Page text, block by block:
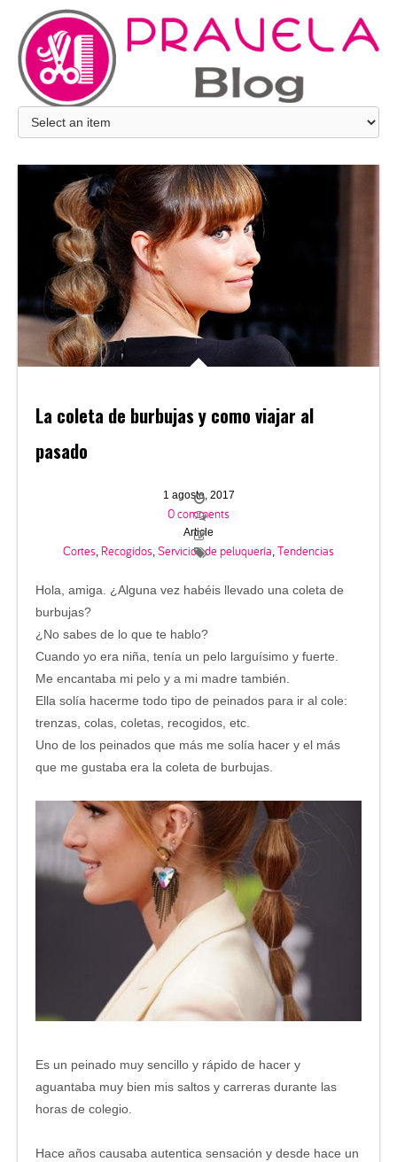
La coleta de burbujas y como viajar al
pasado
1 agosto, 2017
0 comments
Article
Cortes, Recogidos, Servicios de peluquería, Tendencias
Hola, amiga. ¿Alguna vez habéis llevado una coleta de
burbujas?
¿No sabes de lo que te hablo?
Cuando yo era niña, tenía un pelo larguísimo y fuerte.
Me encantaba mi pelo y a mi madre también.
Ella solía hacerme todo tipo de peinados para ir al cole:
trenzas, colas, coletas, recogidos, etc.
Uno de los peinados que más me solía hacer y el más
que me gustaba era la coleta de burbujas.
Es un peinado muy sencillo y rápido de hacer y
aguantaba muy bien mis saltos y carreras durante las
horas de colegio.
Hace años causaba autentica sensación y desde hace un